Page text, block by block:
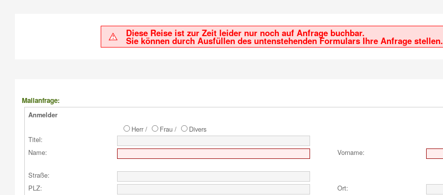
Diese Reise ist zur Zeit leider nur noch auf Anfrage buchbar.
Sie können durch Ausfüllen des untenstehenden Formulars Ihre Anfrage stellen.
Mailanfrage:
Anmelder
Herr /
Frau /
Divers
Titel:
Name:
Vorname:
Straße:
PLZ:
Ort: